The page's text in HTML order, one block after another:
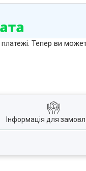
платежі. Тепер ви
Інформація для